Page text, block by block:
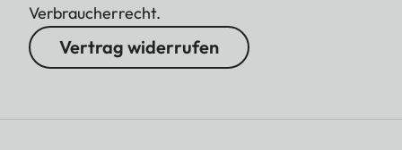
Verbraucherrecht.
Vertrag widerrufen